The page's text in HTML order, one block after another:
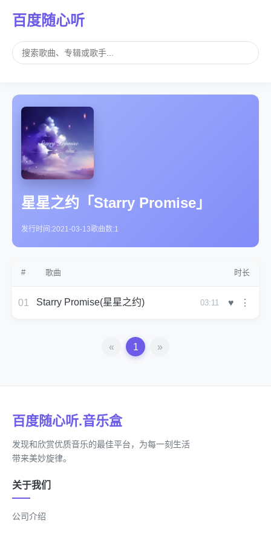
百度随心听
星星之约「Starry Promise」
发行时间:2021-03-13歌曲数:1
# 歌曲 时长
01 Starry Promise(星星之约) 03:11 ♥ ⋮
« 1 »
百度随心听.音乐盒
发现和欣赏优质音乐的最佳平台，为每一刻生活
带来美妙旋律。
关于我们
公司介绍